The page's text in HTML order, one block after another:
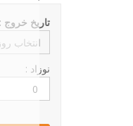
تاریخ خروج :
نوزاد :